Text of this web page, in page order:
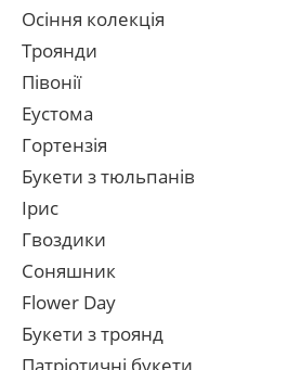
Осіння колекція
Троянди
Півонії
Еустома
Гортензія
Букети з тюльпанів
Ірис
Гвоздики
Соняшник
Flower Day
Букети з троянд